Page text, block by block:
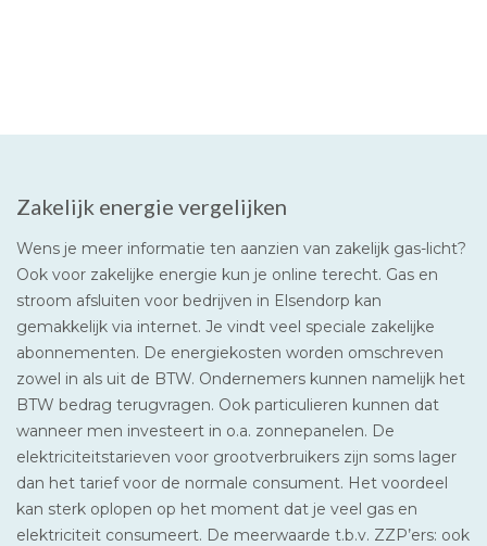
Zakelijk energie vergelijken
Wens je meer informatie ten aanzien van zakelijk gas-licht?
Ook voor zakelijke energie kun je online terecht. Gas en
stroom afsluiten voor bedrijven in Elsendorp kan
gemakkelijk via internet. Je vindt veel speciale zakelijke
abonnementen. De energiekosten worden omschreven
zowel in als uit de BTW. Ondernemers kunnen namelijk het
BTW bedrag terugvragen. Ook particulieren kunnen dat
wanneer men investeert in o.a. zonnepanelen. De
elektriciteitstarieven voor grootverbruikers zijn soms lager
dan het tarief voor de normale consument. Het voordeel
kan sterk oplopen op het moment dat je veel gas en
elektriciteit consumeert. De meerwaarde t.b.v. ZZP’ers: ook